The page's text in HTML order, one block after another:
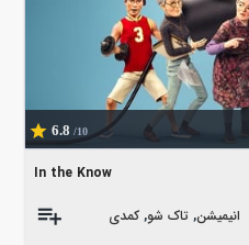
6.8 /10
In the Know
انیمیشن, تاک شو, کمدی